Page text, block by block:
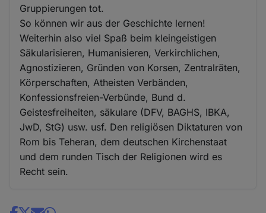
Gruppierungen tot.
So können wir aus der Geschichte lernen!
Weiterhin also viel Spaß beim kleingeistigen
Säkularisieren, Humanisieren, Verkirchlichen,
Agnostizieren, Gründen von Korsen, Zentralräten,
Körperschaften, Atheisten Verbänden,
Konfessionsfreien-Verbünde, Bund d.
Geistesfreiheiten, säkulare (DFV, BAGHS, IBKA,
JwD, StG) usw. usf. Den religiösen Diktaturen von
Rom bis Teheran, dem deutschen Kirchenstaat
und dem runden Tisch der Religionen wird es
Recht sein.